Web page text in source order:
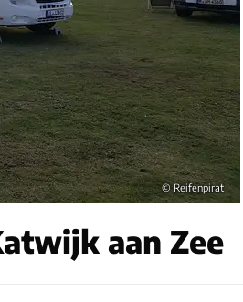
© Reifenpirat
aan Zee